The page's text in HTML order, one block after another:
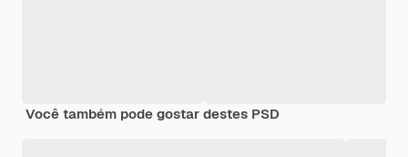
Você também pode gostar destes PSD